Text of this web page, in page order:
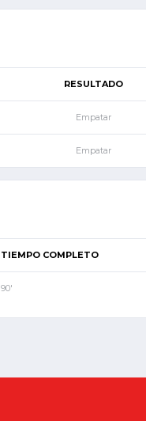
RESULTADO
Empatar
Empatar
TIEMPO COMPLETO
90'